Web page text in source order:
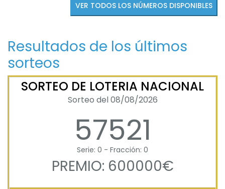
VER TODOS LOS NÚMEROS DISPONIBLES
Resultados de los últimos
sorteos
SORTEO DE LOTERIA NACIONAL
Sorteo del 08/08/2026
57521
Serie: 0 - Fracción: 0
PREMIO: 600000€